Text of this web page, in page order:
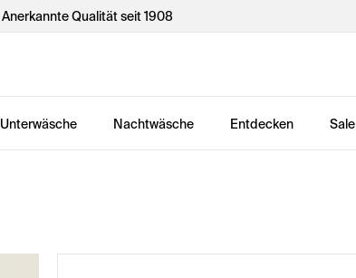
Anerkannte Qualität seit 1908
Unterwäsche Nachtwäsche Entdecken Sale